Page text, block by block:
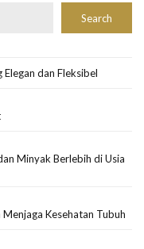
Search
dan Fleksibel
Minyak Berlebih di Usia
Kesehatan Tubuh